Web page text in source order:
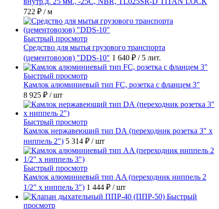
722 ₽ / м
Быстрый просмотр
Средство для мытья грузового транспорта
(цементовозов) "DDS-10" 1 640 ₽ / 5 лит.
Быстрый просмотр
Камлок алюминиевый тип FC, розетка с фланцем 3"
8 925 ₽ / шт
Быстрый просмотр
Камлок нержавеющий тип DА (переходник розетка 3" х
ниппель 2") 5 314 ₽ / шт
Быстрый просмотр
Камлок алюминиевый тип AA (переходник ниппель 2
1/2" х ниппель 3") 1 444 ₽ / шт
Быстрый
просмотр